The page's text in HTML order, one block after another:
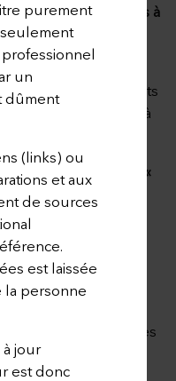
purement
professionnel
un
dûment
(links) ou
et aux
de sources
est laissée
la personne
jour
est donc
plus disponibles à
le Preneur
liste des événements
Externes, mise à
annexe.
Fonds Externes («
invitons à
« Partner &
S.A.
pas de Fonds Internes